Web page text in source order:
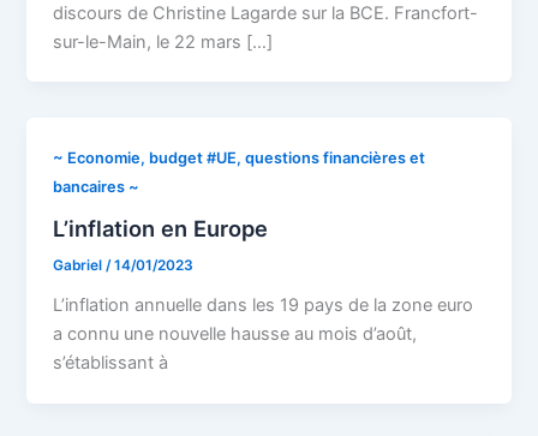
discours de Christine Lagarde sur la BCE. Francfort-
sur-le-Main, le 22 mars […]
~ Economie, budget #UE, questions financières et
bancaires ~
L’inflation en Europe
Gabriel/14/01/2023
L’inflation annuelle dans les 19 pays de la zone euro
a connu une nouvelle hausse au mois d’août,
s’établissant à